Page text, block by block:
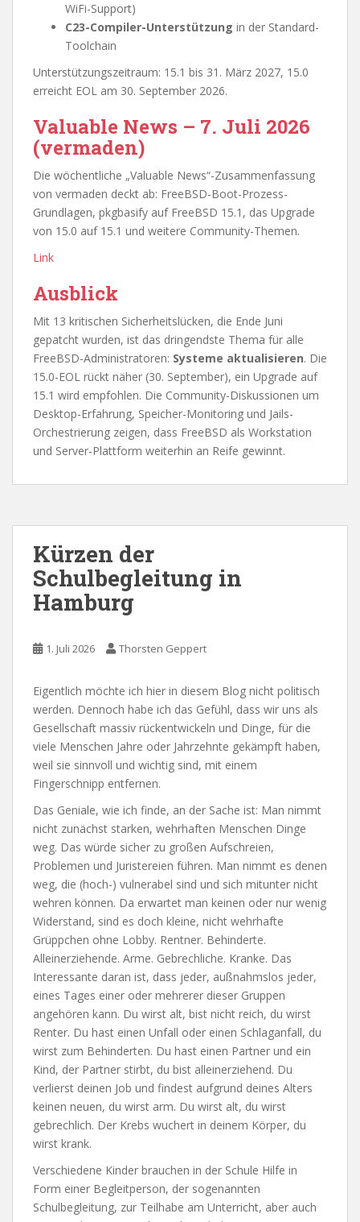
WiFi-Support)
C23-Compiler-Unterstützung in der Standard-
Toolchain
Unterstützungszeitraum: 15.1 bis 31. März 2027, 15.0
erreicht EOL am 30. September 2026.
Valuable News – 7. Juli 2026
(vermaden)
Die wöchentliche „Valuable News“-Zusammenfassung
von vermaden deckt ab: FreeBSD-Boot-Prozess-
Grundlagen, pkgbasify auf FreeBSD 15.1, das Upgrade
von 15.0 auf 15.1 und weitere Community-Themen.
Link
Ausblick
Mit 13 kritischen Sicherheitslücken, die Ende Juni
gepatcht wurden, ist das dringendste Thema für alle
FreeBSD-Administratoren: Systeme aktualisieren. Die
15.0-EOL rückt näher (30. September), ein Upgrade auf
15.1 wird empfohlen. Die Community-Diskussionen um
Desktop-Erfahrung, Speicher-Monitoring und Jails-
Orchestrierung zeigen, dass FreeBSD als Workstation
und Server-Plattform weiterhin an Reife gewinnt.
Kürzen der
Schulbegleitung in
Hamburg
1. Juli 2026 Thorsten Geppert
Eigentlich möchte ich hier in diesem Blog nicht politisch
werden. Dennoch habe ich das Gefühl, dass wir uns als
Gesellschaft massiv rückentwickeln und Dinge, für die
viele Menschen Jahre oder Jahrzehnte gekämpft haben,
weil sie sinnvoll und wichtig sind, mit einem
Fingerschnipp entfernen.
Das Geniale, wie ich finde, an der Sache ist: Man nimmt
nicht zunächst starken, wehrhaften Menschen Dinge
weg. Das würde sicher zu großen Aufschreien,
Problemen und Juristereien führen. Man nimmt es denen
weg, die (hoch-) vulnerabel sind und sich mitunter nicht
wehren können. Da erwartet man keinen oder nur wenig
Widerstand, sind es doch kleine, nicht wehrhafte
Grüppchen ohne Lobby. Rentner. Behinderte.
Alleinerziehende. Arme. Gebrechliche. Kranke. Das
Interessante daran ist, dass jeder, außnahmslos jeder,
eines Tages einer oder mehrerer dieser Gruppen
angehören kann. Du wirst alt, bist nicht reich, du wirst
Renter. Du hast einen Unfall oder einen Schlaganfall, du
wirst zum Behinderten. Du hast einen Partner und ein
Kind, der Partner stirbt, du bist alleinerziehend. Du
verlierst deinen Job und findest aufgrund deines Alters
keinen neuen, du wirst arm. Du wirst alt, du wirst
gebrechlich. Der Krebs wuchert in deinem Körper, du
wirst krank.
Verschiedene Kinder brauchen in der Schule Hilfe in
Form einer Begleitperson, der sogenannten
Schulbegleitung, zur Teilhabe am Unterricht, aber auch